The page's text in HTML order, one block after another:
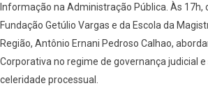
Informação na Administração Pública. Às 17h,
Fundação Getúlio Vargas e da Escola da
Região, Antônio Ernani Pedroso Calhao,
Corporativa no regime de governança judicial
celeridade processual.